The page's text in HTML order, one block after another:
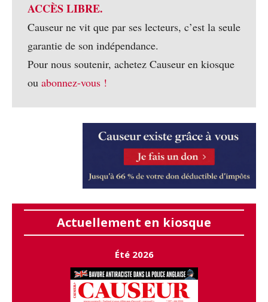
ACCÈS LIBRE.
Causeur ne vit que par ses lecteurs, c’est la seule
garantie de son indépendance.
Pour nous soutenir, achetez Causeur en kiosque
ou abonnez-vous !
Actuellement en kiosque
Été 2026